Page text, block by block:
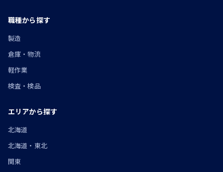
職種から探す
製造
倉庫・物流
軽作業
検査・検品
エリアから探す
北海道
北海道・東北
関東